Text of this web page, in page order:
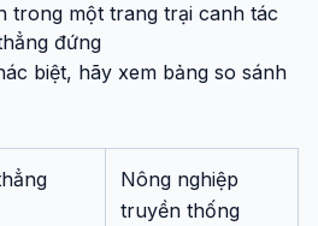
trong một trang trại canh tác
đứng
biệt, hãy xem bảng so sánh
Nông nghiệp
truyền thống